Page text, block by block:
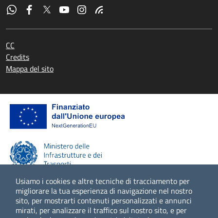
Usiamo i cookies e altre tecniche di tracciamento per
migliorare la tua esperienza di navigazione nel nostro
sito, per mostrarti contenuti personalizzati e annunci
mirati, per analizzare il traffico sul nostro sito, e per
CC
Credits
Mappa del sito
Scopri di più